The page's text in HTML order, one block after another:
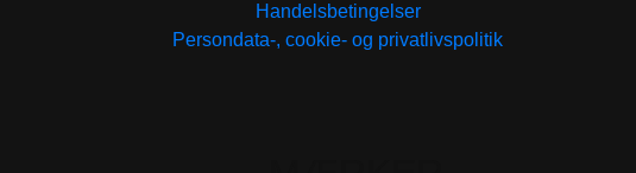
Handelsbetingelser
Persondata-, cookie- og privatlivspolitik